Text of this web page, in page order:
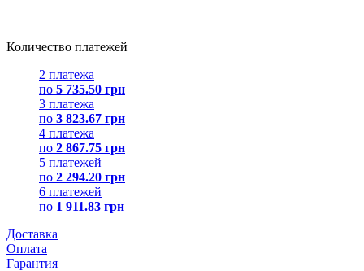
Количество платежей
2 платежа
по 5 735.50 грн
3 платежа
по 3 823.67 грн
4 платежа
по 2 867.75 грн
5 платежей
по 2 294.20 грн
6 платежей
по 1 911.83 грн
Доставка
Оплата
Гарантия